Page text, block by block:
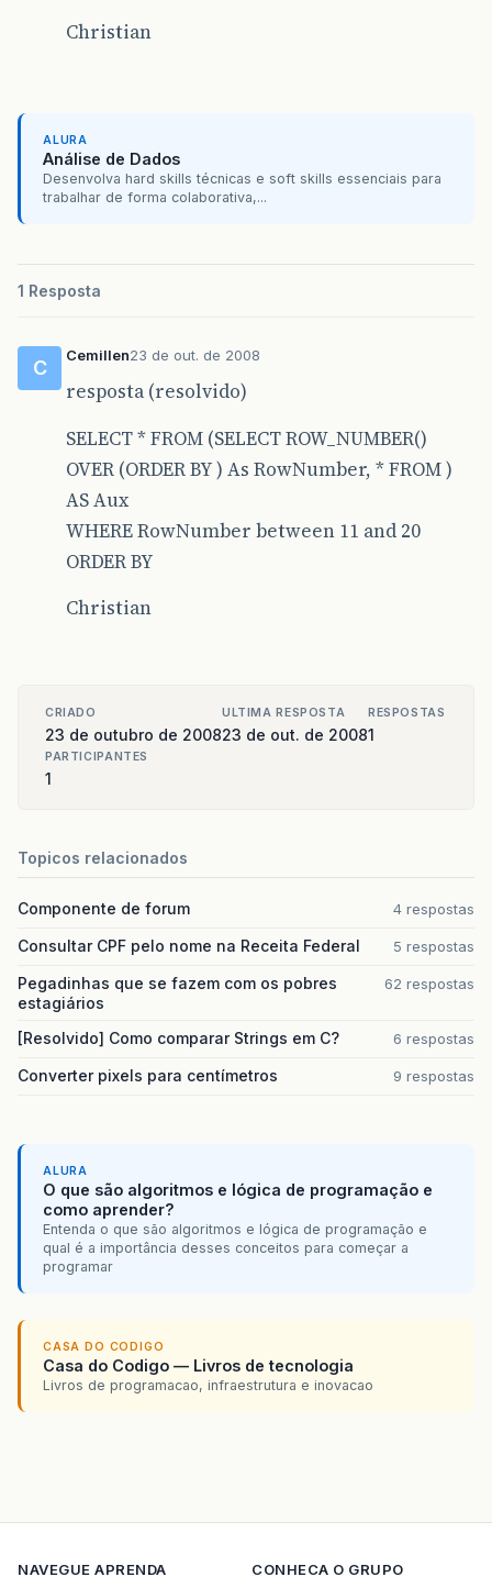
Christian
ALURA
Análise de Dados
Desenvolva hard skills técnicas e soft skills essenciais para
trabalhar de forma colaborativa,...
1 Resposta
C
Cemillen23 de out. de 2008
resposta (resolvido)
SELECT * FROM (SELECT ROW_NUMBER()
OVER (ORDER BY ) As RowNumber, * FROM )
AS Aux
WHERE RowNumber between 11 and 20
ORDER BY
Christian
CRIADO
23 de outubro de 2008
ULTIMA RESPOSTA
23 de out. de 2008
RESPOSTAS
1
PARTICIPANTES
1
Topicos relacionados
Componente de forum 4 respostas
Consultar CPF pelo nome na Receita Federal 5 respostas
Pegadinhas que se fazem com os pobres
estagiários
62 respostas
[Resolvido] Como comparar Strings em C? 6 respostas
Converter pixels para centímetros 9 respostas
ALURA
O que são algoritmos e lógica de programação e
como aprender?
Entenda o que são algoritmos e lógica de programação e
qual é a importância desses conceitos para começar a
programar
CASA DO CODIGO
Casa do Codigo — Livros de tecnologia
Livros de programacao, infraestrutura e inovacao
NAVEGUE APRENDA CONHECA O GRUPO